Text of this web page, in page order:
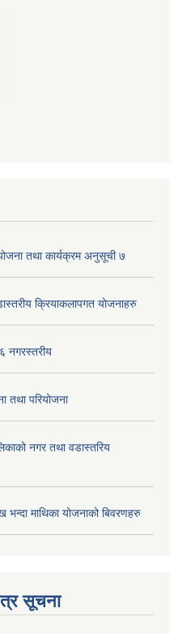
तथा कार्यक्रम अनुसूची ७
क्रियाकलापगत योजनाहरु
नगरस्तरीय
तथा परियोजना
नगर तथा वडास्तरिय
माथिका योजनाको बिवरणहरु
सूचना